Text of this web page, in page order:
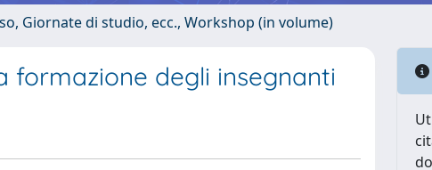
Giornate di studio, ecc., Workshop (in volume)
formazione degli insegnanti